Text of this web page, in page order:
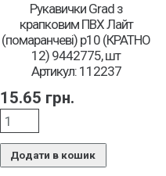
Рукавички Grad з
крапковим ПВХ Лайт
(помаранчеві) р10 (КРАТНО
12) 9442775, шт
Артикул: 112237
15.65 грн.
Додати в кошик